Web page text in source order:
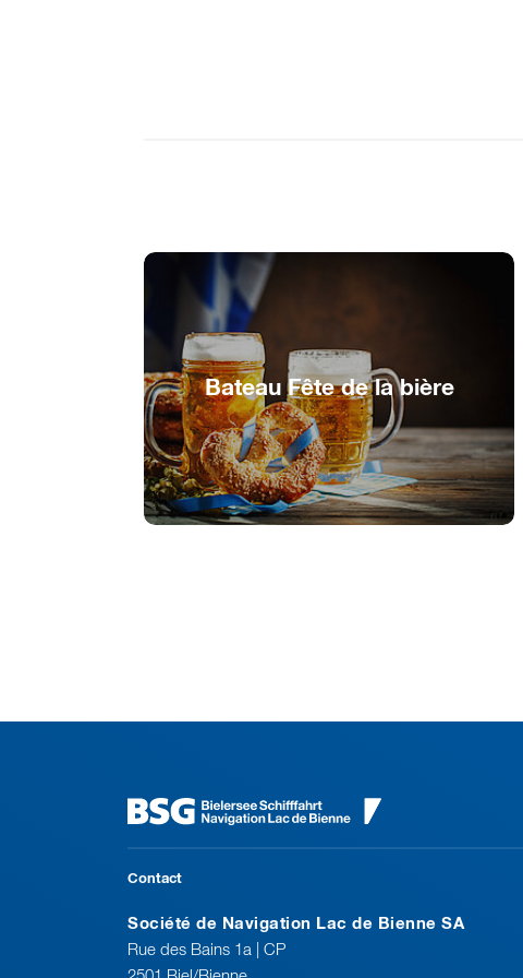
Bateau Fête de la bière
Faire la fête, se régaler et danser !
Contact
Société de Navigation Lac de Bienne SA
Rue des Bains 1a | CP